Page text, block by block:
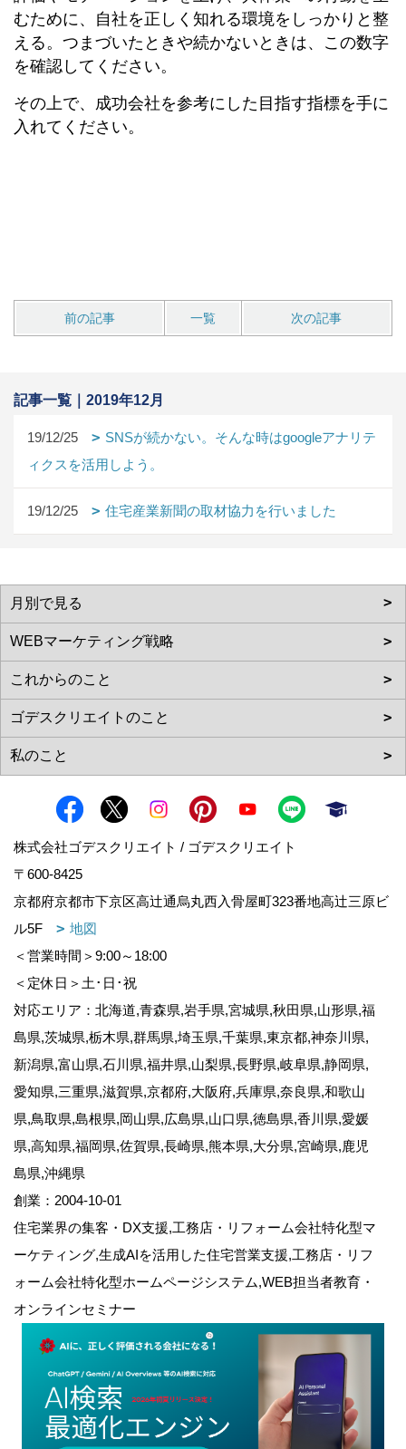
むために、自社を正しく知れる環境をしっかりと整
える。つまづいたときや続かないときは、この数字
を確認してください。
その上で、成功会社を参考にした目指す指標を手に
入れてください。
前の記事 一覧 次の記事
記事一覧｜2019年12月
19/12/25
SNSが続かない。そんな時はgoogleアナリテ
ィクスを活用しよう。
19/12/25 住宅産業新聞の取材協力を行いました
株式会社ゴデスクリエイト / ゴデスクリエイト
〒600-8425
京都府京都市下京区高辻通烏丸西入骨屋町323番地高辻三原ビ
ル5F
地図
＜営業時間＞9:00～18:00
＜定休日＞土･日･祝
対応エリア：北海道,青森県,岩手県,宮城県,秋田県,山形県,福
島県,茨城県,栃木県,群馬県,埼玉県,千葉県,東京都,神奈川県,
新潟県,富山県,石川県,福井県,山梨県,長野県,岐阜県,静岡県,
愛知県,三重県,滋賀県,京都府,大阪府,兵庫県,奈良県,和歌山
県,鳥取県,島根県,岡山県,広島県,山口県,徳島県,香川県,愛媛
県,高知県,福岡県,佐賀県,長崎県,熊本県,大分県,宮崎県,鹿児
島県,沖縄県
創業：2004-10-01
住宅業界の集客・DX支援,工務店・リフォーム会社特化型マ
ーケティング,生成AIを活用した住宅営業支援,工務店・リフ
ォーム会社特化型ホームページシステム,WEB担当者教育・
オンラインセミナー